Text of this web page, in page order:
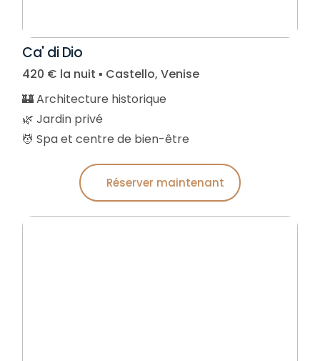
Ca' di Dio
420 € la nuit ▪︎ Castello, Venise
🏰 Architecture historique
🌿 Jardin privé
💆 Spa et centre de bien-être
Réserver maintenant